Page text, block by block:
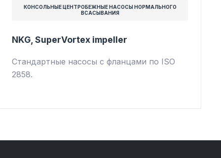
КОНСОЛЬНЫЕ ЦЕНТРОБЕЖНЫЕ НАСОСЫ НОРМАЛЬНОГО
ВСАСЫВАНИЯ
NKG, SuperVortex impeller
Стандартные насосы с фланцами по ISO
2858.